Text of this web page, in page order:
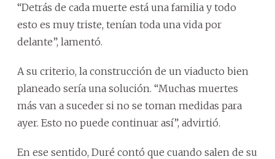
“Detrás de cada muerte está una familia y todo
esto es muy triste, tenían toda una vida por
delante”, lamentó.
A su criterio, la construcción de un viaducto bien
planeado sería una solución. “Muchas muertes
más van a suceder si no se toman medidas para
ayer. Esto no puede continuar así”, advirtió.
En ese sentido, Duré contó que cuando salen de su